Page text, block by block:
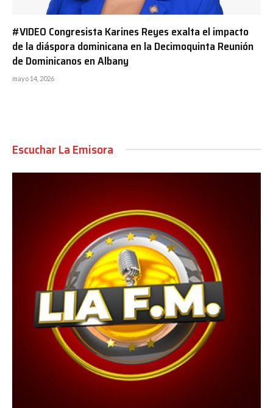
#VIDEO Congresista Karines Reyes exalta el impacto
de la diáspora dominicana en la Decimoquinta Reunión
de Dominicanos en Albany
mayo 14, 2026
Escuchar La Emisora